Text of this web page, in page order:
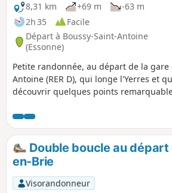
8,31 km
+69 m
-63 m
2h 35
Facile
Départ à Boussy-Saint-Antoine
(Essonne)
Petite randonnée, au départ de la gare
Antoine (RER D), qui longe l'Yerres et
découvrir quelques points
Rochopt, fresques de Street Art, etc.).
incursion dans la forêt de Sénart.
est possible de se garer sur le parking
commercial "Val d'Yerres".
Double boucle au
en-Brie
Visorandonneur